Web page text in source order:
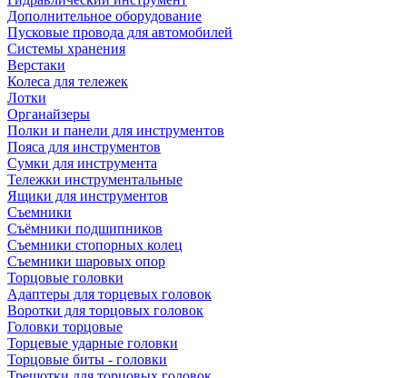
Дополнительное оборудование
Пусковые провода для автомобилей
Системы хранения
Верстаки
Колеса для тележек
Лотки
Органайзеры
Полки и панели для инструментов
Пояса для инструментов
Сумки для инструмента
Тележки инструментальные
Ящики для инструментов
Съемники
Съёмники подшипников
Съемники стопорных колец
Съемники шаровых опор
Торцовые головки
Адаптеры для торцевых головок
Воротки для торцовых головок
Головки торцовые
Торцевые ударные головки
Торцовые биты - головки